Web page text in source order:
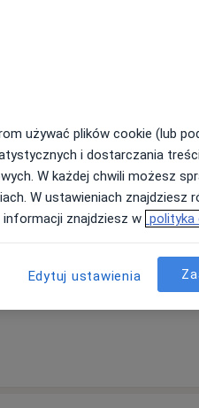
Jutro
9 Sie
Pon,
10 Sie
Wt,
11 Sie
online nie jest dostępne
używać plików cookie (lub
i dostarczania
W każdej chwili możesz
W ustawieniach znajdziesz
znajdziesz w polityka
Edytuj ustawienia